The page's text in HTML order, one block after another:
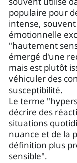
populaire pour
intense,
émotionnelle
"hautement
émergé d'une
mais est plutôt
véhiculer des
susceptibilité.
Le terme
décrire des
situations
nuance et de la
définition plus
sensible".